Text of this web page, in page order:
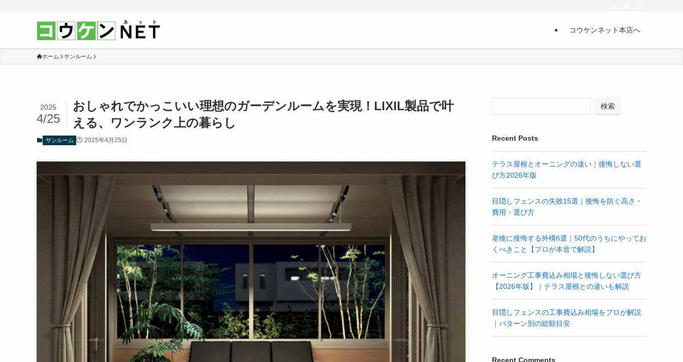
コウケンネット本店へ
ホーム サンルーム
おしゃれでかっこいい理想のガーデンルームを実現！LIXIL製品で叶
える、ワンランク上の暮らし
2025
4/25
サンルーム 2025年4月25日
検索
Recent Posts
テラス屋根とオーニングの違い｜後悔しない選
び方2026年版
目隠しフェンスの失敗15選｜後悔を防ぐ高さ・
費用・選び方
老後に後悔する外構6選｜50代のうちにやってお
くべきこと【プロが本音で解説】
オーニング工事費込み相場と後悔しない選び方
【2026年版】｜テラス屋根との違いも解説
目隠しフェンスの工事費込み相場をプロが解説
｜パターン別の総額目安
Recent Comments